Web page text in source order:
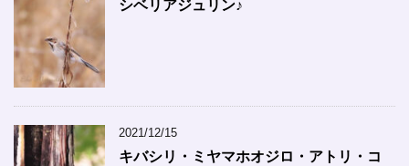
シベリアジュリン♪
2021/12/15
キバシリ・ミヤマホオジロ・アトリ・コ